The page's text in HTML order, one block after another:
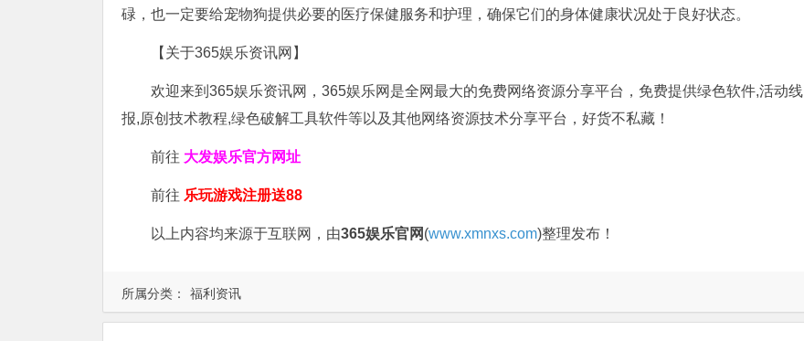
所属分类： 福利资讯
碌，也一定要给宠物狗提供必要的医疗保健服务和护理，确保它们的身体健康状况处于良好状态。
【关于365娱乐资讯网】
欢迎来到365娱乐资讯网，365娱乐网是全网最大的免费网络资源分享平台，免费提供绿色软件,活动线
报,原创技术教程,绿色破解工具软件等以及其他网络资源技术分享平台，好货不私藏！
前往 大发娱乐官方网址
前往 乐玩游戏注册送88
以上内容均来源于互联网，由365娱乐官网 (www.xmnxs.com)整理发布！